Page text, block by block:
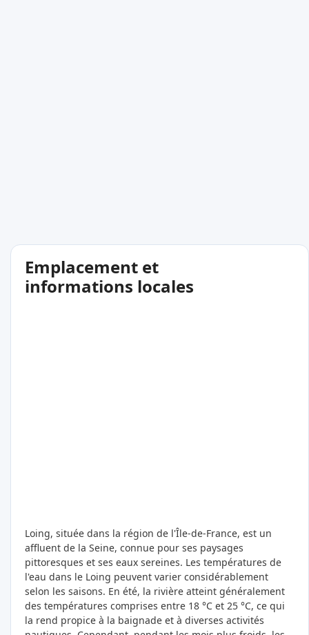
Emplacement et
informations locales
Loing, située dans la région de l'Île-de-France, est un
affluent de la Seine, connue pour ses paysages
pittoresques et ses eaux sereines. Les températures de
l'eau dans le Loing peuvent varier considérablement
selon les saisons. En été, la rivière atteint généralement
des températures comprises entre 18 °C et 25 °C, ce qui
la rend propice à la baignade et à diverses activités